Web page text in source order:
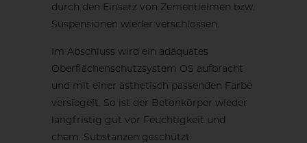
durch den Einsatz von Zementleimen bzw.
Suspensionen wieder verschlossen.
Im Abschluss wird ein adäquates
Oberflächenschutzsystem OS aufbracht
und mit einer ästhetisch passenden Farbe
versiegelt. So ist der Betonkörper wieder
langfristig gut vor Feuchtigkeit und
chem. Substanzen geschützt.